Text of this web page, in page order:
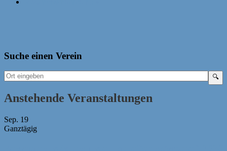
Suche einen Verein
Anstehende Veranstaltungen
Sep. 19
Ganztägig